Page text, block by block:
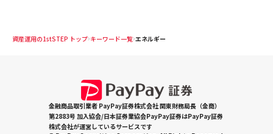
資産運用の1stSTEP トップ キーワード一覧 エネルギー
金融商品取引業者 PayPay証券株式会社 関東財務局長（金商）
第2883号 加入協会/日本証券業協会PayPay証券はPayPay証券
株式会社が運営しているサービスです